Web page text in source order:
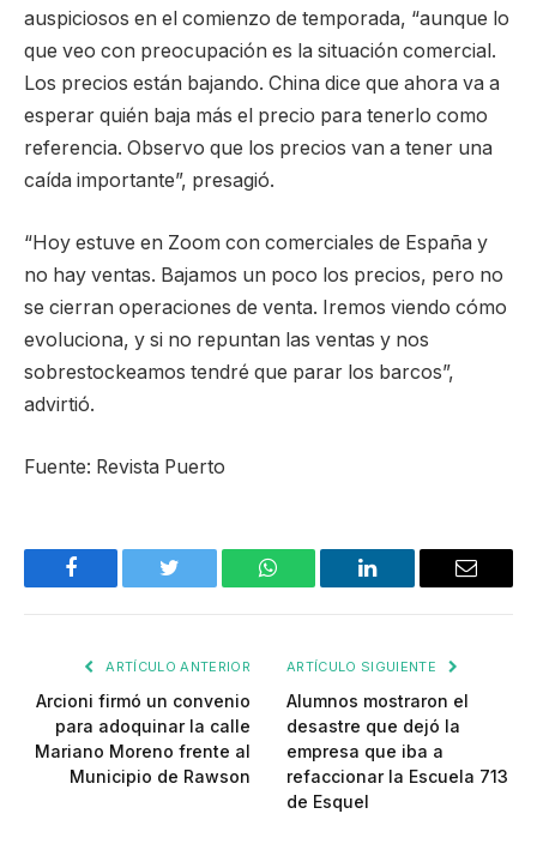
auspiciosos en el comienzo de temporada, “aunque lo
que veo con preocupación es la situación comercial.
Los precios están bajando. China dice que ahora va a
esperar quién baja más el precio para tenerlo como
referencia. Observo que los precios van a tener una
caída importante”, presagió.
“Hoy estuve en Zoom con comerciales de España y
no hay ventas. Bajamos un poco los precios, pero no
se cierran operaciones de venta. Iremos viendo cómo
evoluciona, y si no repuntan las ventas y nos
sobrestockeamos tendré que parar los barcos”,
advirtió.
Fuente: Revista Puerto
Facebook Twitter WhatsApp LinkedIn Email
ARTÍCULO ANTERIOR
Arcioni firmó un convenio
para adoquinar la calle
Mariano Moreno frente al
Municipio de Rawson
ARTÍCULO SIGUIENTE
Alumnos mostraron el
desastre que dejó la
empresa que iba a
refaccionar la Escuela 713
de Esquel